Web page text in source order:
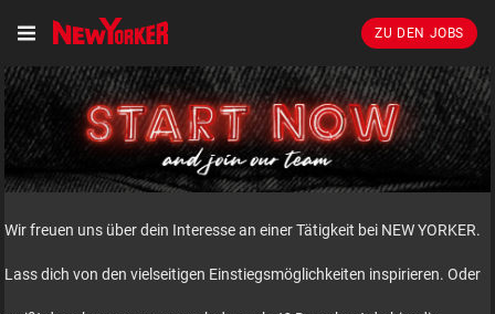
ZU DEN JOBS
Wir freuen uns über dein Interesse an einer Tätigkeit bei NEW YORKER.
Lass dich von den vielseitigen Einstiegsmöglichkeiten inspirieren. Oder